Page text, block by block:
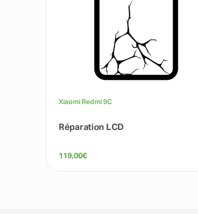
Xiaomi Redmi 9C
Réparation LCD
119,00€